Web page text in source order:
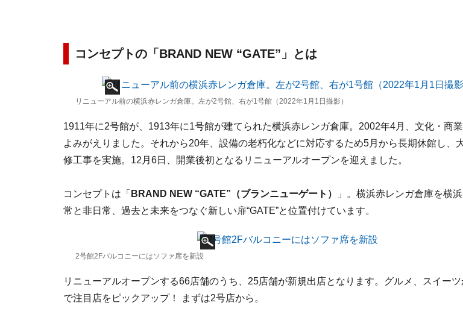
コンセプトの「BRAND NEW “GATE”」とは
リニューアル前の横浜赤レンガ倉庫。左が2号館、右が1号館（2022年1月1日撮影）
1911年に2号館が、1913年に1号館が建てられた横浜赤レンガ倉庫。2002年4月、文化・商
よみがえりました。それから20年、設備の老朽化などに対応するため5月から長期休館し、
修工事を実施。12月6日、開業後初となるリニューアルオープンを迎えました。
コンセプトは「 BRAND NEW “GATE”（ブランニューゲート）
」。横浜赤レンガ倉庫を横
常と非日常、過去と未来をつなぐ新しい扉“GATE”と位置付けています。
2号館2Fバルコニーにはソファ席を新設
リニューアルオープンする66店舗のうち、25店舗が新規出店となります。グルメ、スイーツ
で注目店をピックアップ！ まずは2号店から。